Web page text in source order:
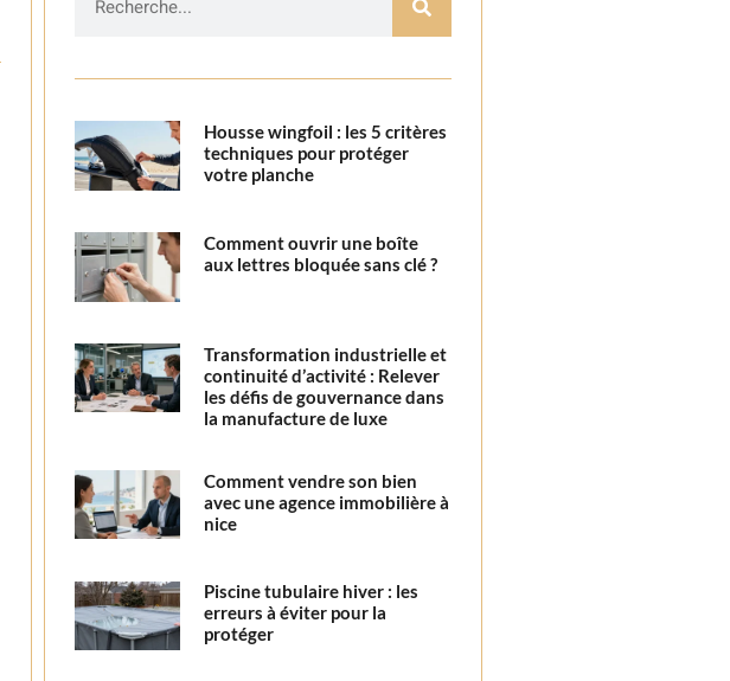
Housse wingfoil : les 5 critères
techniques pour protéger
votre planche
Comment ouvrir une boîte
aux lettres bloquée sans clé ?
Transformation industrielle et
continuité d’activité : Relever
les défis de gouvernance dans
la manufacture de luxe
Comment vendre son bien
avec une agence immobilière à
nice
Piscine tubulaire hiver : les
erreurs à éviter pour la
protéger